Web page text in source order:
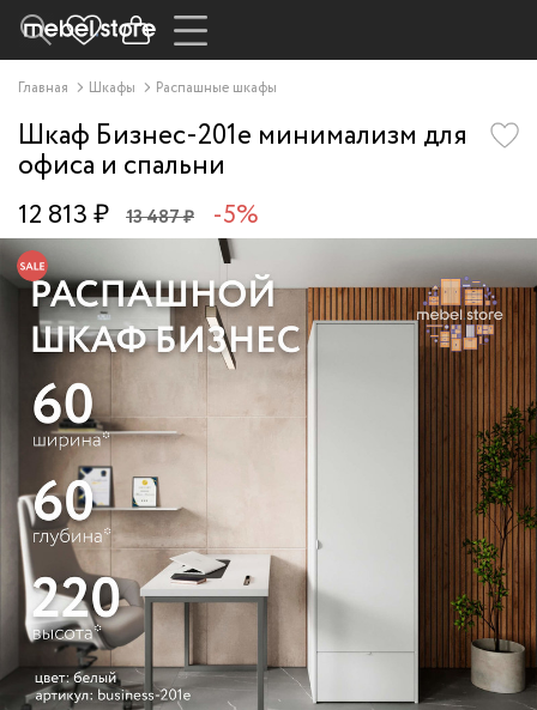
Главная Шкафы Распашные шкафы
Шкаф Бизнес-201e минимализм для
офиса и спальни
12 813 ₽ 13 487 ₽ -5%